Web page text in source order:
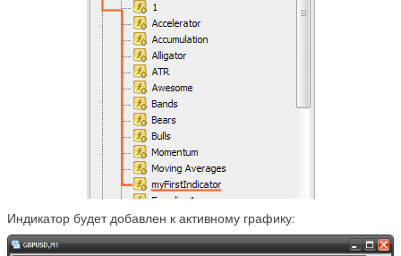
Индикатор будет добавлен к активному графику: